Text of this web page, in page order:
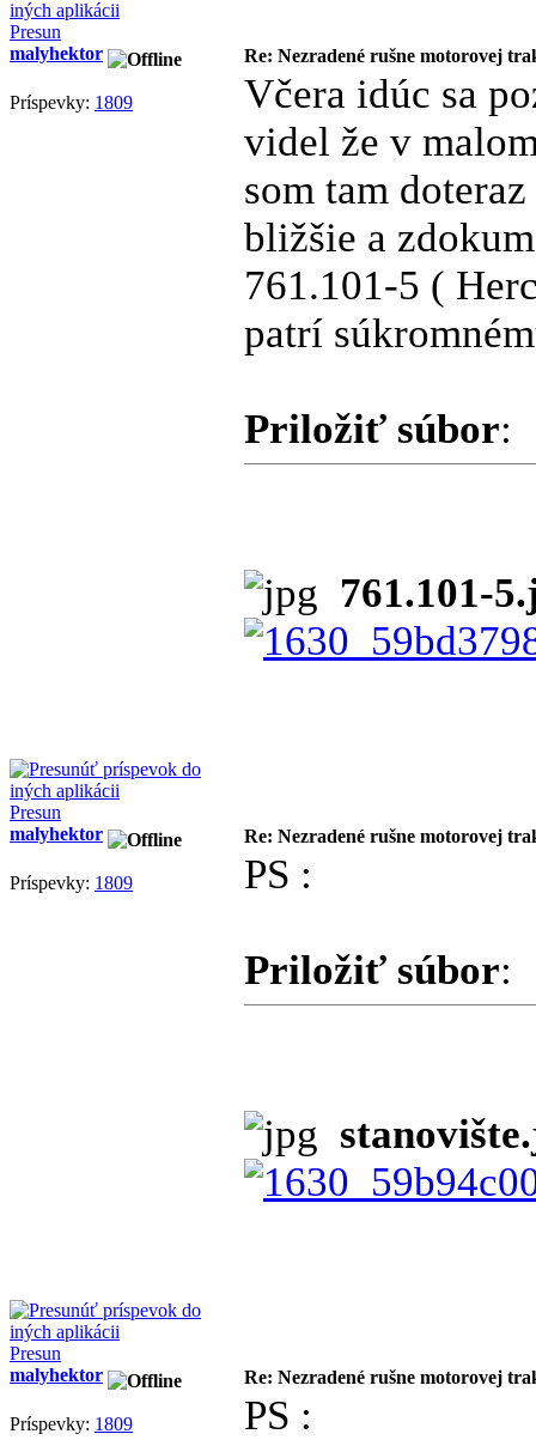
Presun
malyhektor
Re: Nezradené rušne motorovej
Príspevky: 1809
Včera idúc sa
videl že v
som tam
bližšie a
761.101-5 (
patrí
Priložiť súbor:
761.101-
Presun
malyhektor
Re: Nezradené rušne motorovej
Príspevky: 1809 PS :
Priložiť súbor:
Presun
malyhektor
Re: Nezradené rušne motorovej
Príspevky: 1809 PS :